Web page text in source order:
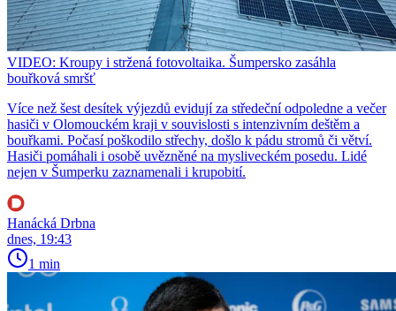
VIDEO: Kroupy i stržená fotovoltaika. Šumpersko zasáhla
bouřková smršť
Více než šest desítek výjezdů evidují za středeční odpoledne a večer
hasiči v Olomouckém kraji v souvislosti s intenzivním deštěm a
bouřkami. Počasí poškodilo střechy, došlo k pádu stromů či větví.
Hasiči pomáhali i osobě uvězněné na mysliveckém posedu. Lidé
nejen v Šumperku zaznamenali i krupobití.
Hanácká Drbna
dnes, 19:43
1 min